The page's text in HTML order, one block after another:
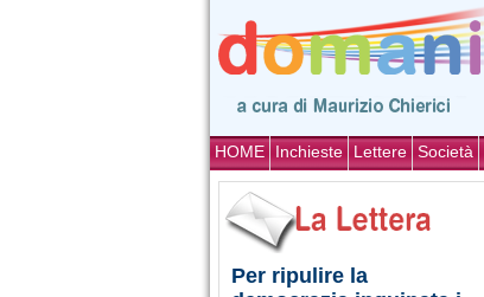
HOME Inchieste Lettere Società
Per ripulire la